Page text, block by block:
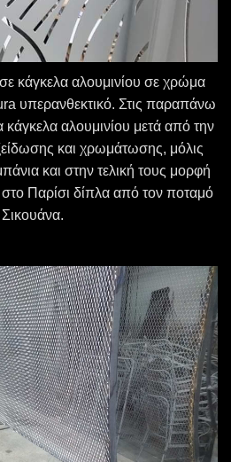
κάγκελα αλουμινίου σε χρώμα
υπερανθεκτικό. Στις παραπάνω
κάγκελα αλουμινίου μετά από την
και χρωμάτωσης, μόλις
και στην τελική τους μορφή
Παρίσι δίπλα από τον ποταμό
Σικουάνα.